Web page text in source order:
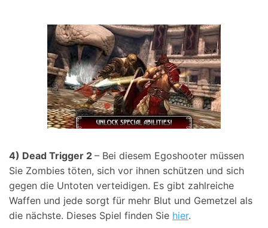
4) Dead Trigger 2 – Bei diesem Egoshooter müssen
Sie Zombies töten, sich vor ihnen schützen und sich
gegen die Untoten verteidigen. Es gibt zahlreiche
Waffen und jede sorgt für mehr Blut und Gemetzel als
die nächste. Dieses Spiel finden Sie hier.